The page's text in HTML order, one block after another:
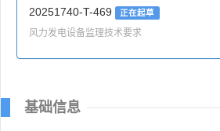
20251740-T-469 正在起草
风力发电设备监理技术要求
基础信息